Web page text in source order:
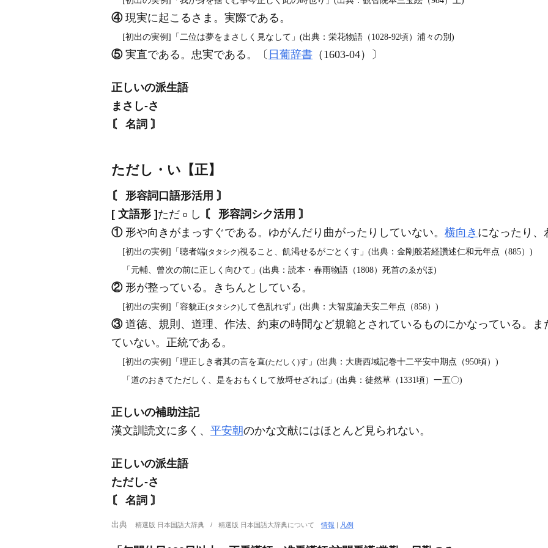
④現実に起こるさま。実際である。
[初出の実例]「二位は夢をまさしく見なして」(出典：栄花物語（1028‐92頃）浦々の別)
⑤実直である。忠実である。〔 日葡辞書 （1603‐04）〕
正しいの派生語
まさし‐さ
〘 名詞 〙
ただし・い【正】
〘 形容詞口語形活用 〙
[ 文語形 ] ただ し 〘 形容詞シク活用 〙
①形や向きがまっすぐである。ゆがんだり曲がったりしていない。 横向き になったり、
[初出の実例]「聴者端(タタシク)視ること、飢渇せるがごとくす」(出典：金剛般若経讚述仁和元年点（885）)
「元輔、曾次の前に正しく向ひて」(出典：読本・春雨物語（1808）死首のゑがほ)
②形が整っている。きちんとしている。
[初出の実例]「容貌正(タタシク) して色乱れず」(出典：大智度論天安二年点（858）)
③道徳、規則、道理、作法、約束の時間など規範とされているものにかなっている。ま
ていない。正統である。
[初出の実例]「理正しき者其の言を直(ただしく)す」(出典：大唐西域記巻十二平安中期点（950頃）)
「道のおきてただしく、是をおもくして放埒せざれば」(出典：徒然草（1331頃）一五〇)
正しいの補助注記
漢文訓読文に多く、 平安朝のかな文献にはほとんど見られない。
正しいの派生語
ただし‐さ
〘 名詞 〙
出典 精選版 日本国語大辞典 精選版 日本国語大辞典について情報 | 凡例